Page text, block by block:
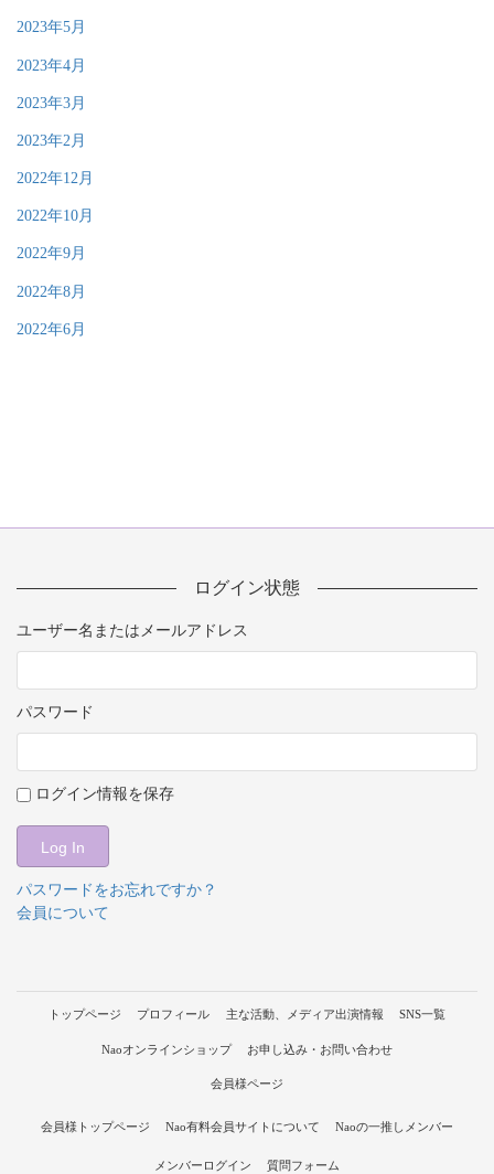
2023年5月
2023年4月
2023年3月
2023年2月
2022年12月
2022年10月
2022年9月
2022年8月
2022年6月
ログイン状態
ユーザー名またはメールアドレス
パスワード
ログイン情報を保存
パスワードをお忘れですか？
会員について
トップページ プロフィール 主な活動、メディア出演情報 SNS一覧
Naoオンラインショップ お申し込み・お問い合わせ
会員様ページ
会員様トップページ Nao有料会員サイトについて Naoの一推しメンバー
メンバーログイン 質問フォーム